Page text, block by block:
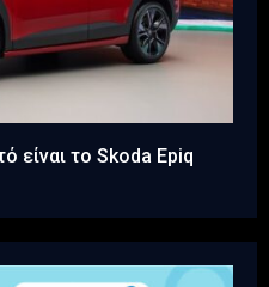
είναι το Skoda Epiq